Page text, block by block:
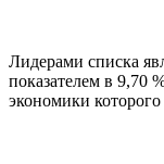
Лидерами списка
показателем в 9,70
экономики